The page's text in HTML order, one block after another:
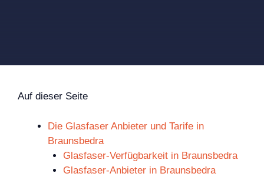
Auf dieser Seite
Die Glasfaser Anbieter und Tarife in
Braunsbedra
Glasfaser-Verfügbarkeit in Braunsbedra
Glasfaser-Anbieter in Braunsbedra